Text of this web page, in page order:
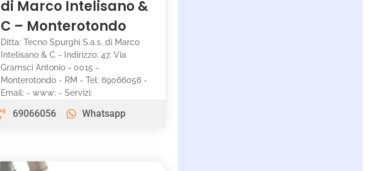
di Marco Intelisano &
C – Monterotondo
Ditta: Tecno Spurghi S.a.s. di Marco
Intelisano & C - Indirizzo: 47, Via
Gramsci Antonio - 0015 -
Monterotondo - RM - Tel: 69066056 -
Email: - www: - Servizi:
69066056 Whatsapp